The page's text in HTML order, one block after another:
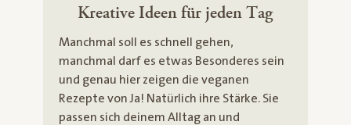
Kreative Ideen für jeden Tag
Manchmal soll es schnell gehen,
manchmal darf es etwas Besonderes sein
und genau hier zeigen die veganen
Rezepte von Ja! Natürlich ihre Stärke. Sie
passen sich deinem Alltag an und